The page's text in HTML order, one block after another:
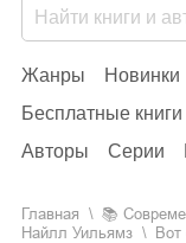
Жанры Новинки
Бесплатные книги
Авторы
Серии
Главная 📚
Найлл Уильямз
Вот